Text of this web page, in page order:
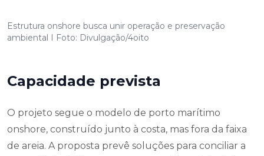
Estrutura onshore busca unir operação e preservação
ambiental I Foto: Divulgação/4oito
Capacidade prevista
O projeto segue o modelo de porto marítimo
onshore, construído junto à costa, mas fora da faixa
de areia. A proposta prevê soluções para conciliar a